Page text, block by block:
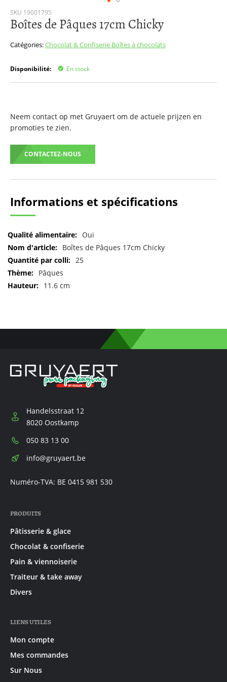
SKU 19001795
Boîtes de Pâques 17cm Chicky
Catégories:Chocolat & Confiserie Boîtes à chocolats
Disponibilité: En stock
Neem contact op met Gruyaert om de actuele prijzen en
promoties te zien.
CONTACTEZ-NOUS
Passer
au
de
d’images
Informations et spécifications
Pour
plus
Oui
Boîtes de Pâques 17cm Chicky
25
Pâques
11.6 cm
Handelsstraat 12
8020 Oostkamp
Téléphone:
050 83 13 00
E-
info@gruyaert.be
Numéro-TVA: BE 0415 981 530
PRODUITS
Pâtisserie & glace
Chocolat & confiserie
Pain & viennoiserie
Traiteur & take away
Divers
LIENS UTILES
Mon compte
Mes commandes
Sur Nous